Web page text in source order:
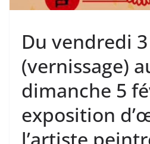
Du vendredi
(vernissage)
dimanche 5
exposition